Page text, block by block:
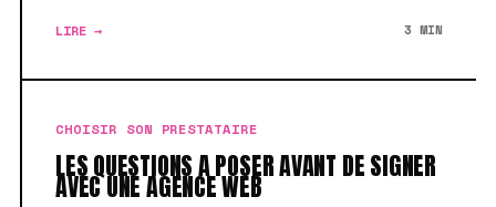
LIRE → 3 MIN
CHOISIR SON PRESTATAIRE
LES QUESTIONS A POSER AVANT DE SIGNER
AVEC UNE AGENCE WEB